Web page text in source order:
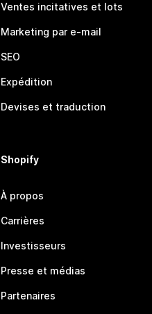
Ventes incitatives et lots
Marketing par e-mail
SEO
Expédition
Devises et traduction
Shopify
À propos
Carrières
Investisseurs
Presse et médias
Partenaires